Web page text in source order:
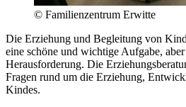
© Familienzentrum Erwitte
Die Erziehung und Begleitung von
eine schöne und wichtige Aufgabe,
Herausforderung. Die
Fragen rund um die Erziehung,
Kindes.